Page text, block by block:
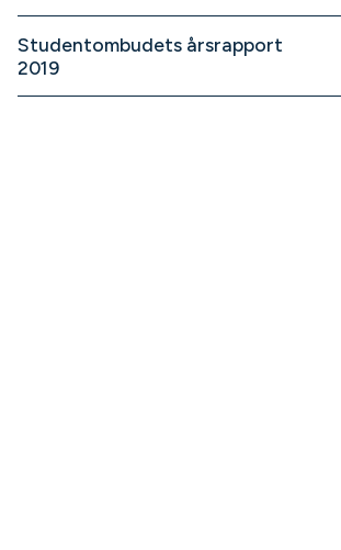
Studentombudets årsrapport
2019